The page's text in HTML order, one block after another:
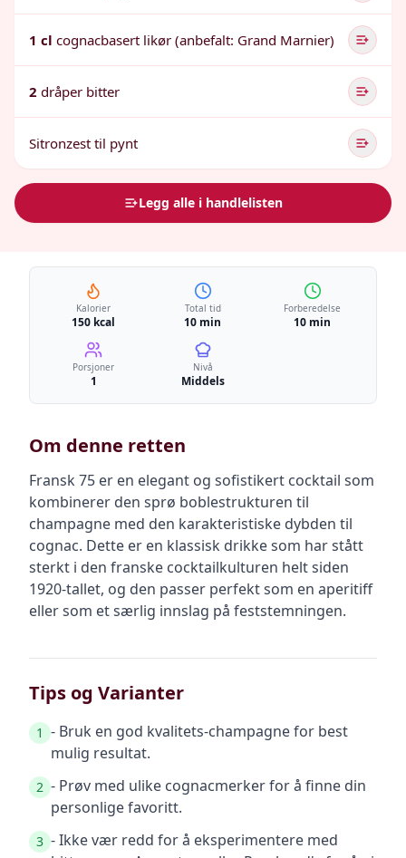
1 cl cognacbasert likør (anbefalt: Grand Marnier)
2 dråper bitter
Sitronzest til pynt
Legg alle i handlelisten
Kalorier
150 kcal
Total tid
10 min
Forberedelse
10 min
Porsjoner
1
Nivå
Middels
Om denne retten
Fransk 75 er en elegant og sofistikert cocktail som
kombinerer den sprø boblestrukturen til
champagne med den karakteristiske dybden til
cognac. Dette er en klassisk drikke som har stått
sterkt i den franske cocktailkulturen helt siden
1920-tallet, og den passer perfekt som en aperitiff
eller som et særlig innslag på feststemningen.
Tips og Varianter
1 - Bruk en god kvalitets-champagne for best
mulig resultat.
2 - Prøv med ulike cognacmerker for å finne din
personlige favoritt.
3 - Ikke vær redd for å eksperimentere med